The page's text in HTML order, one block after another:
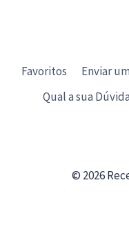
Favoritos Enviar
Qual a sua
© 2026